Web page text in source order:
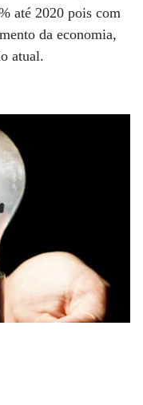
até 2020 pois com
da economia,
atual.